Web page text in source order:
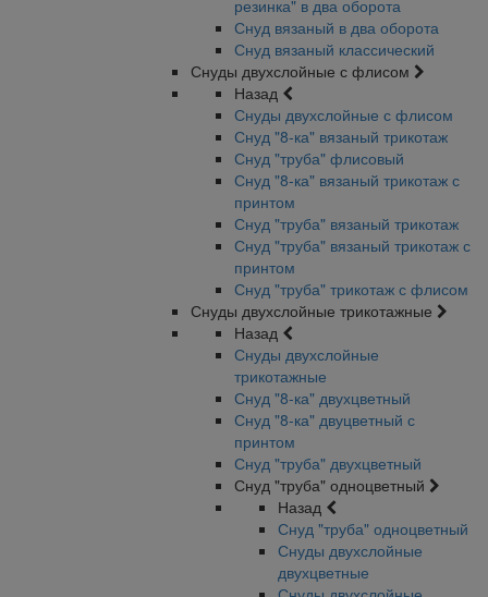
резинка" в два оборота
Снуд вязаный в два оборота
Снуд вязаный классический
Снуды двухслойные с флисом
Назад
Снуды двухслойные с флисом
Снуд "8-ка" вязаный трикотаж
Снуд "труба" флисовый
Снуд "8-ка" вязаный трикотаж с
принтом
Снуд "труба" вязаный трикотаж
Снуд "труба" вязаный трикотаж с
принтом
Снуд "труба" трикотаж с флисом
Снуды двухслойные трикотажные
Назад
Снуды двухслойные
трикотажные
Снуд "8-ка" двухцветный
Снуд "8-ка" двуцветный с
принтом
Снуд "труба" двухцветный
Снуд "труба" одноцветный
Назад
Снуд "труба" одноцветный
Снуды двухслойные
двухцветные